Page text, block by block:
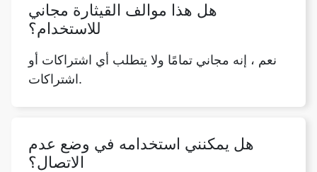
هل هذا موالف القيثارة مجاني
للاستخدام؟
نعم ، إنه مجاني تمامًا ولا يتطلب أي اشتراكات أو
اشتراكات.
هل يمكنني استخدامه في وضع عدم
الاتصال؟